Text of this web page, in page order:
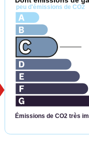
peu d'émissions de CO2
Émissions de CO2 très